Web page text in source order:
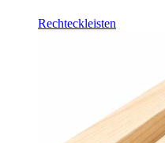
Rechteckleisten